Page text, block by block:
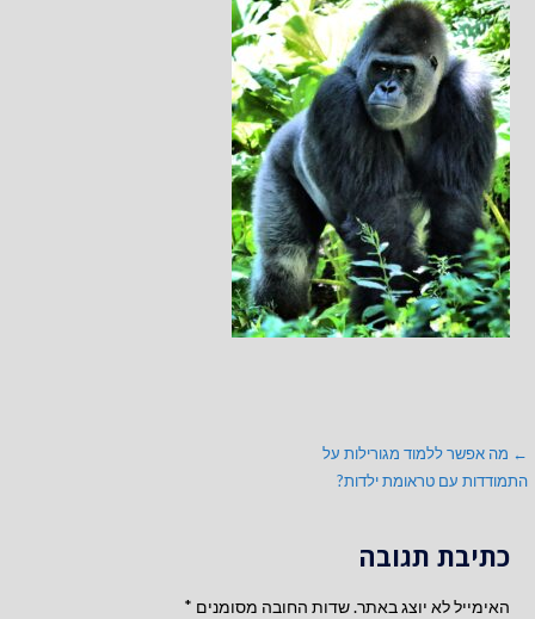
ניווט
← מה אפשר ללמוד מגורילות על
התמודדות עם טראומת ילדות?
כתיבת תגובה
האימייל לא יוצג באתר.שדות החובה מסומנים *